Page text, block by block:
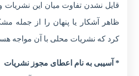
قایل نشدن تفاوت میان این نشریات
ظاهر آشکار یا پنهان را از جمله
کرد که نشریات محلی با آن مواجه
* آسیبی به نام اعطای مجوز نشریات